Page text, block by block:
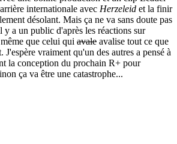
internationale avec Herzeleid et la finir
désolant. Mais ça ne va sans doute pas
y a un public d'après les réactions sur
que celui qui avale avalise tout ce que
vraiment qu'un des autres a pensé à
la conception du prochain R+ pour
ça va être une catastrophe...